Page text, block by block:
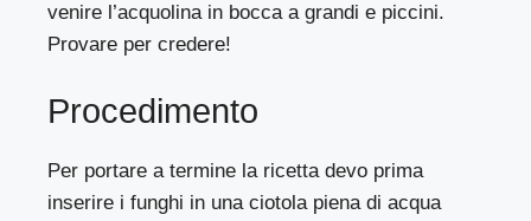
venire l’acquolina in bocca a grandi e piccini.
Provare per credere!
Procedimento
Per portare a termine la ricetta devo prima
inserire i funghi in una ciotola piena di acqua